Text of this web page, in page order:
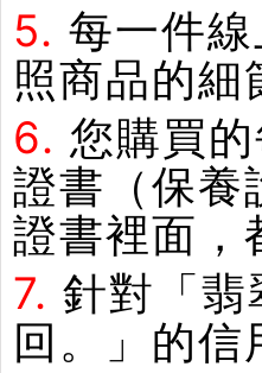
5. 每一件
照商品的
6. 您購買
證書（保養
證書裡面，
7. 針對「翡
回。」的